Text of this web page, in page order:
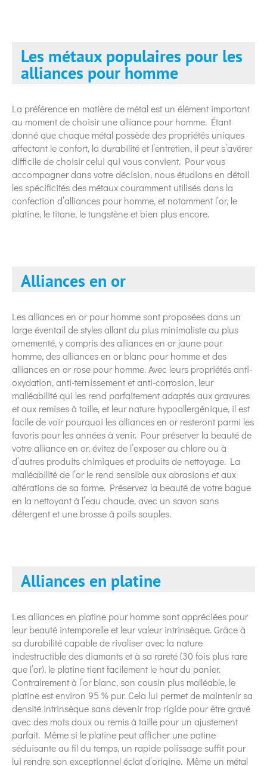
Les métaux populaires pour les
alliances pour homme
La préférence en matière de métal est un élément important
au moment de choisir une alliance pour homme. Étant
donné que chaque métal possède des propriétés uniques
affectant le confort, la durabilité et l’entretien, il peut s’avérer
difficile de choisir celui qui vous convient. Pour vous
accompagner dans votre décision, nous étudions en détail
les spécificités des métaux couramment utilisés dans la
confection d’alliances pour homme, et notamment l’or, le
platine, le titane, le tungstène et bien plus encore.
Alliances en or
Les alliances en or pour homme sont proposées dans un
large éventail de styles allant du plus minimaliste au plus
ornementé, y compris des alliances en or jaune pour
homme, des alliances en or blanc pour homme et des
alliances en or rose pour homme. Avec leurs propriétés anti-
oxydation, anti-ternissement et anti-corrosion, leur
malléabilité qui les rend parfaitement adaptés aux gravures
et aux remises à taille, et leur nature hypoallergénique, il est
facile de voir pourquoi les alliances en or resteront parmi les
favoris pour les années à venir. Pour préserver la beauté de
votre alliance en or, évitez de l’exposer au chlore ou à
d’autres produits chimiques et produits de nettoyage. La
malléabilité de l’or le rend sensible aux abrasions et aux
altérations de sa forme. Préservez la beauté de votre bague
en la nettoyant à l’eau chaude, avec un savon sans
détergent et une brosse à poils souples.
Alliances en platine
Les alliances en platine pour homme sont appréciées pour
leur beauté intemporelle et leur valeur intrinsèque. Grâce à
sa durabilité capable de rivaliser avec la nature
indestructible des diamants et à sa rareté (30 fois plus rare
que l’or), le platine tient facilement le haut du panier.
Contrairement à l’or blanc, son cousin plus malléable, le
platine est environ 95 % pur. Cela lui permet de maintenir sa
densité intrinsèque sans devenir trop rigide pour être gravé
avec des mots doux ou remis à taille pour un ajustement
parfait. Même si le platine peut afficher une patine
séduisante au fil du temps, un rapide polissage suffit pour
lui rendre son exceptionnel éclat d’origine. Même un métal